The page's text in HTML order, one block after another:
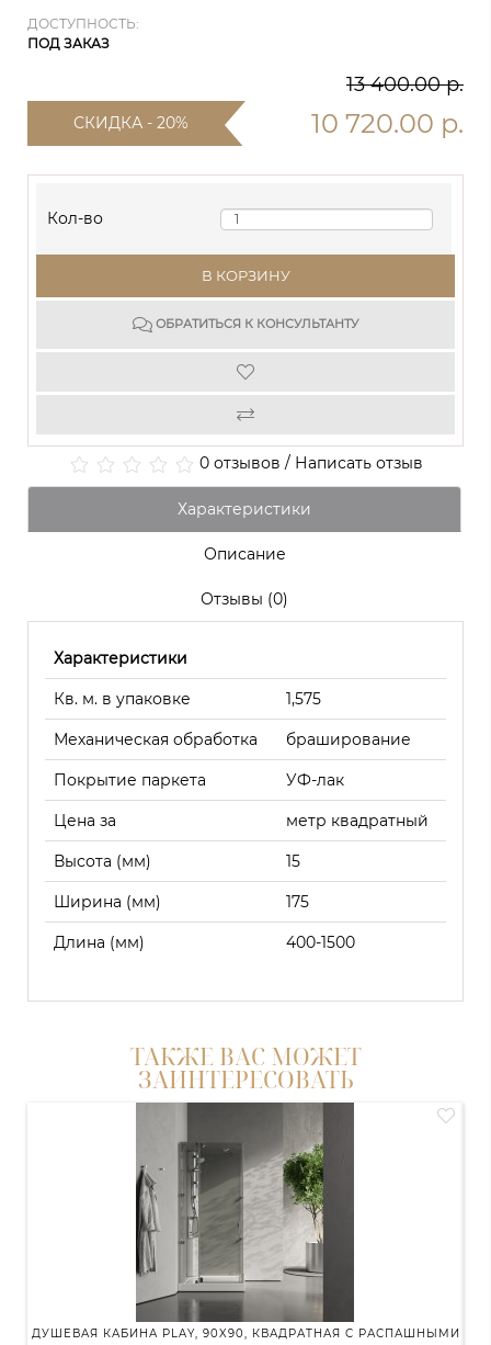
ДОСТУПНОСТЬ:
ПОД ЗАКАЗ
13 400.00 р.
СКИДКА - 20% 10 720.00 р.
Кол-во
В КОРЗИНУ
ОБРАТИТЬСЯ К КОНСУЛЬТАНТУ
0 отзывов / Написать отзыв
Характеристики
Описание
Отзывы (0)
Характеристики
Кв. м. в упаковке 1,575
Механическая обработка браширование
Покрытие паркета УФ-лак
Цена за метр квадратный
Высота (мм) 15
Ширина (мм) 175
Длина (мм) 400-1500
ТАКЖЕ ВАС МОЖЕТ
ЗАИНТЕРЕСОВАТЬ
ДУШЕВАЯ КАБИНА PLAY, 90X90, КВАДРАТНАЯ С РАСПАШНЫМИ